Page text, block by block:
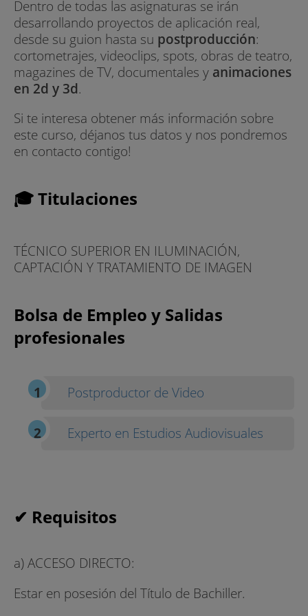
Dentro de todas las asignaturas se irán
desarrollando proyectos de aplicación real,
desde su guion hasta su postproducción:
cortometrajes, videoclips, spots, obras de teatro,
magazines de TV, documentales y animaciones
en 2d y 3d.
Si te interesa obtener más información sobre
este curso, déjanos tus datos y nos pondremos
en contacto contigo!
🎓 Titulaciones
TÉCNICO SUPERIOR EN ILUMINACIÓN,
CAPTACIÓN Y TRATAMIENTO DE IMAGEN
Bolsa de Empleo y Salidas
profesionales
Postproductor de Video
Experto en Estudios Audiovisuales
✔ Requisitos
a) ACCESO DIRECTO:
Estar en posesión del Título de Bachiller.